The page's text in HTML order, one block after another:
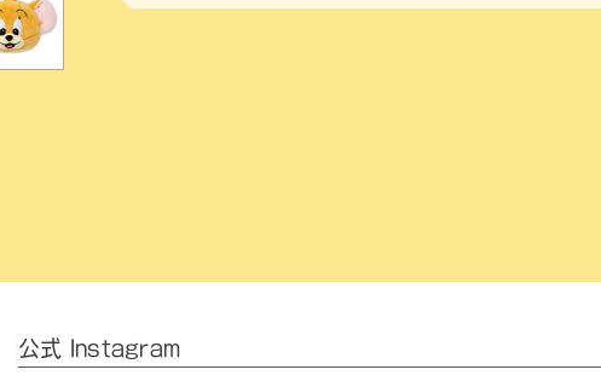
公式 Instagram